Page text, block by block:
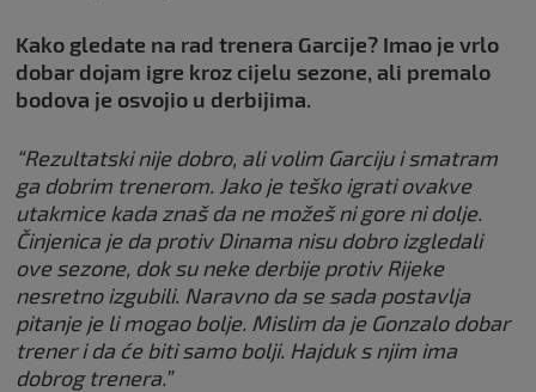
Kako gledate na rad trenera Garcije? Imao je vrlo
dobar dojam igre kroz cijelu sezone, ali premalo
bodova je osvojio u derbijima.
“Rezultatski nije dobro, ali volim Garciju i smatram
ga dobrim trenerom. Jako je teško igrati ovakve
utakmice kada znaš da ne možeš ni gore ni dolje.
Činjenica je da protiv Dinama nisu dobro izgledali
ove sezone, dok su neke derbije protiv Rijeke
nesretno izgubili. Naravno da se sada postavlja
pitanje je li mogao bolje. Mislim da je Gonzalo dobar
trener i da će biti samo bolji. Hajduk s njim ima
dobrog trenera.”